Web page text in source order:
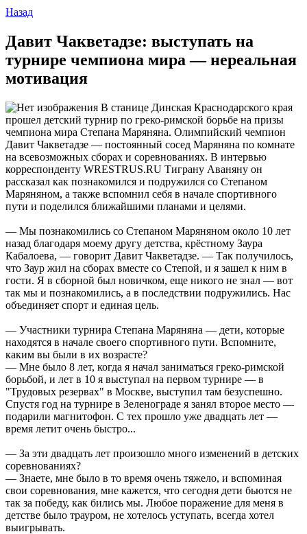
Назад
Давит Чакветадзе: выступать на
турнире чемпиона мира — нереальная
мотивация
В станице Динская Краснодарского края
прошел детский турнир по греко-римской борьбе на призы
чемпиона мира Степана Маряняна. Олимпийский чемпион
Давит Чакветадзе — постоянный сосед Маряняна по комнате
на всевозможных сборах и соревнованиях. В интервью
корреспонденту WRESTRUS.RU Тиграну Аваняну он
рассказал как познакомился и подружился со Степаном
Маряняном, а также вспомнил себя в начале спортивного
пути и поделился ближайшими планами и целями.
— Мы познакомились со Степаном Маряняном около 10 лет
назад благодаря моему другу детства, крёстному Заура
Кабалоева, — говорит Давит Чакветадзе. — Так получилось,
что Заур жил на сборах вместе со Степой, и я зашел к ним в
гости. Я в сборной был новичком, еще никого не знал — вот
так мы и познакомились, а в последствии подружились. Нас
объединяет спорт и единая цель.
— Участники турнира Степана Маряняна — дети, которые
находятся в начале своего спортивного пути. Вспомните,
каким вы были в их возрасте?
— Мне было 8 лет, когда я начал заниматься греко-римской
борьбой, и лет в 10 я выступал на первом турнире — в
"Трудовых резервах" в Москве, выступил там безуспешно.
Спустя год на турнире в Зеленограде я занял второе место —
подарили магнитофон. С тех прошло уже двадцать лет —
время летит очень быстро...
— За эти двадцать лет произошло много изменений в детских
соревнованиях?
— Знаете, мне было в то время очень тяжело, и вспоминая
свои соревнования, мне кажется, что сегодня дети бьются не
так за победу, как бились мы. Любое поражение для меня в
детстве было трауром, не хотелось уступать, всегда хотел
выигрывать.